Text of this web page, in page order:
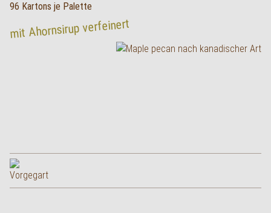
96 Kartons je Palette
mit Ahornsirup verfeinert